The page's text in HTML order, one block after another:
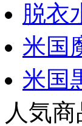
脱衣
米国
米国
人気商